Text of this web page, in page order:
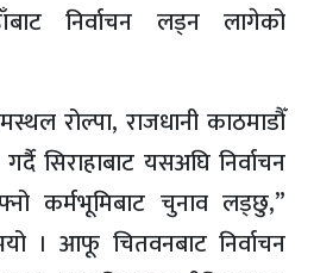
निर्वाचन लड्न लागेको
रोल्पा, राजधानी काठमाडौँ
सिराहाबाट यसअघि निर्वाचन
कर्मभूमिबाट चुनाव लड्छु,”
। आफू चितवनबाट निर्वाचन